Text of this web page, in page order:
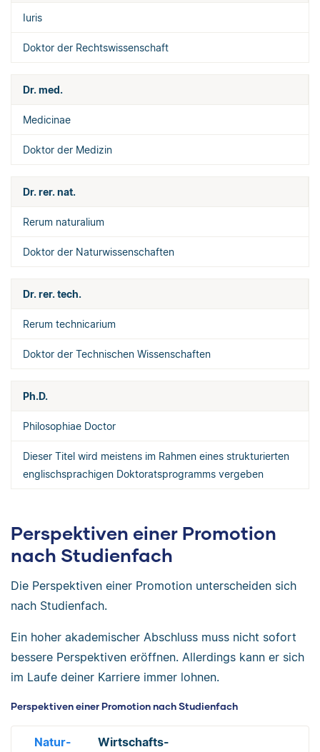
Iuris
Doktor der Rechtswissenschaft
Dr. med.
Medicinae
Doktor der Medizin
Dr. rer. nat.
Rerum naturalium
Doktor der Naturwissenschaften
Dr. rer. tech.
Rerum technicarium
Doktor der Technischen Wissenschaften
Ph.D.
Philosophiae Doctor
Dieser Titel wird meistens im Rahmen eines strukturierten
englischsprachigen Doktoratsprogramms vergeben
Perspektiven einer Promotion
nach Studienfach
Die Perspektiven einer Promotion unterscheiden sich
nach Studienfach.
Ein hoher akademischer Abschluss muss nicht sofort
bessere Perspektiven eröffnen. Allerdings kann er sich
im Laufe deiner Karriere immer lohnen.
Perspektiven einer Promotion nach Studienfach
Natur- Wirtschafts-